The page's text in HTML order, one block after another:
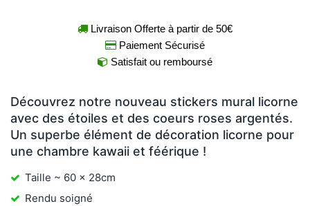
Livraison Offerte à partir de 50€
Paiement Sécurisé
Satisfait ou remboursé
Découvrez notre nouveau stickers mural licorne
avec des étoiles et des coeurs roses argentés.
Un superbe élément de décoration licorne pour
une chambre kawaii et féérique !
Taille ~ 60 x 28cm
Rendu soigné